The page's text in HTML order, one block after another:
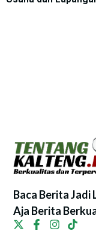
Baca Berita
Aja Berita